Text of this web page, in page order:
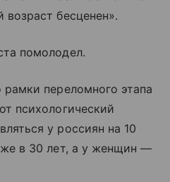
бесценен».
помолодел.
переломного этапа
психологический
у россиян на 10
в 30 лет, а у женщин —